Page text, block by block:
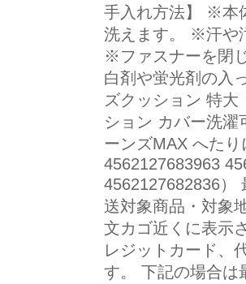
手入れ方法】 ※本
洗えます。 ※汗や
※ファスナーを閉
白剤や蛍光剤の入
ズクッション 特
ション カバー洗
ーンズMAX へた
4562127683963
4562127682836）
送対象商品・対象
文カゴ近くに表示
レジットカード、
す。 下記の場合は